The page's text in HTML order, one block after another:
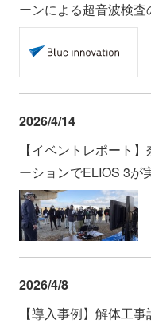
ーンによる超音波検
2026/4/14
【イベントレポート
ーションでELIOS 3が
2026/4/8
【導入事例】解体工